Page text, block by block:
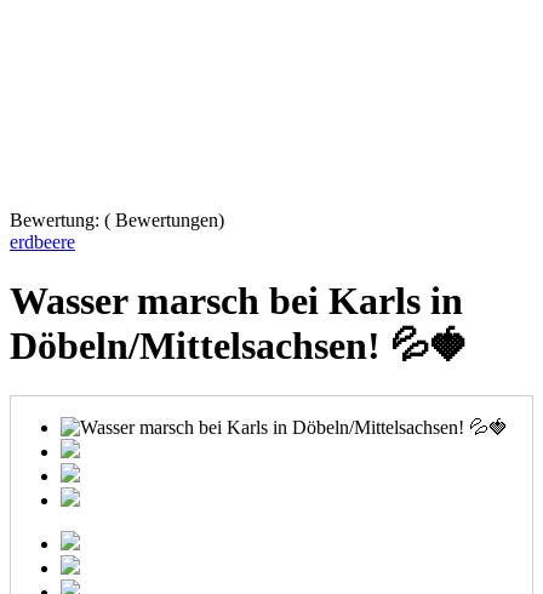
Bewertung: ( Bewertungen)
erdbeere
Wasser marsch bei Karls in
Döbeln/Mittelsachsen! 💦🍓